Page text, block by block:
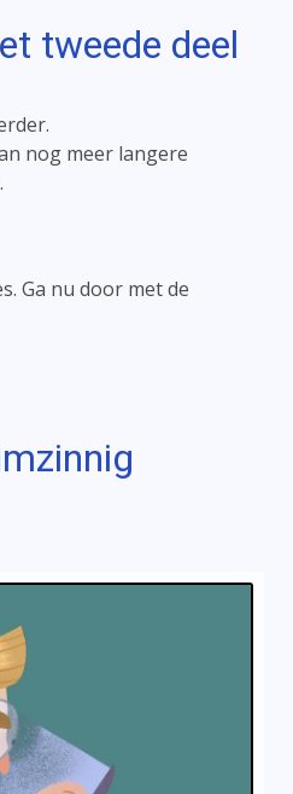
tweede deel
nog meer langere
Ga nu door met de